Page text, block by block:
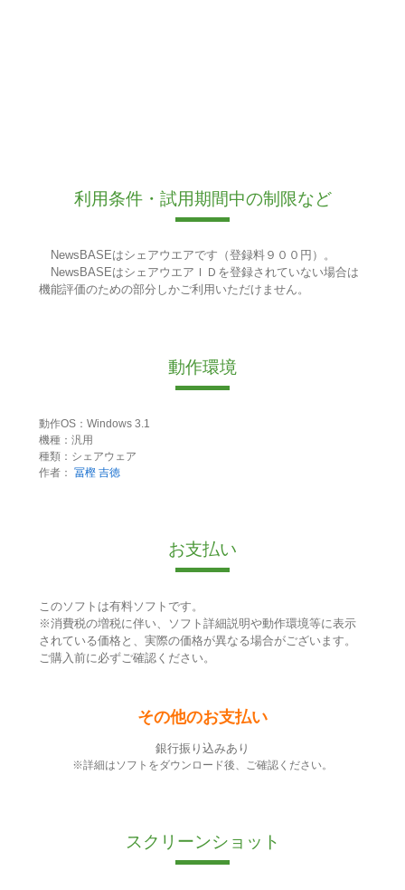
利用条件・試用期間中の制限など
NewsBASEはシェアウエアです（登録料９００円）。
NewsBASEはシェアウエアＩＤを登録されていない場合は
機能評価のための部分しかご利用いただけません。
動作環境
動作OS：Windows 3.1
機種：汎用
種類：シェアウェア
作者： 冨樫 吉徳
お支払い
このソフトは有料ソフトです。
※消費税の増税に伴い、ソフト詳細説明や動作環境等に表示
されている価格と、実際の価格が異なる場合がございます。
ご購入前に必ずご確認ください。
その他のお支払い
銀行振り込みあり
※詳細はソフトをダウンロード後、ご確認ください。
スクリーンショット